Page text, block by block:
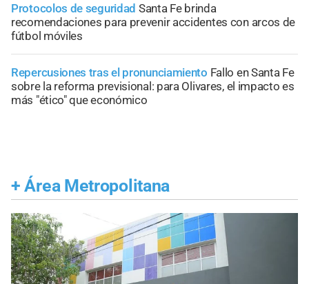
Protocolos de seguridad Santa Fe brinda
recomendaciones para prevenir accidentes con arcos de
fútbol móviles
Repercusiones tras el pronunciamiento Fallo en Santa Fe
sobre la reforma previsional: para Olivares, el impacto es
más "ético" que económico
+ Área Metropolitana